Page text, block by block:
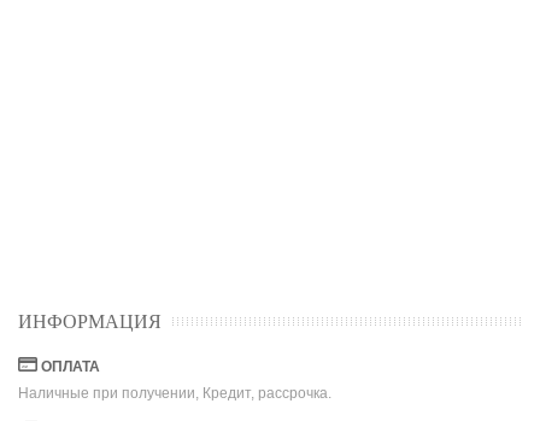
ИНФОРМАЦИЯ
ОПЛАТА
Наличные при получении, Кредит, рассрочка.